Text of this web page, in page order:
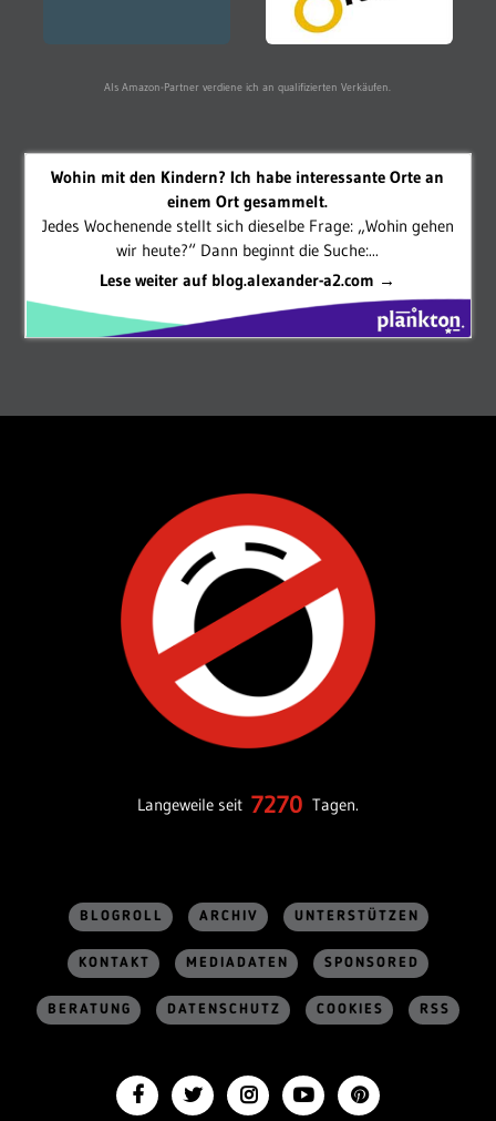
Als Amazon-Partner verdiene ich an qualifizierten Verkäufen.
Wohin mit den Kindern? Ich habe interessante Orte an
einem Ort gesammelt.
Jedes Wochenende stellt sich dieselbe Frage: „Wohin gehen
wir heute?“ Dann beginnt die Suche:...
Lese weiter auf blog.alexander-a2.com →
Langeweile seit 7270 Tagen.
BLOGROLL ARCHIV UNTERSTÜTZEN
KONTAKT MEDIADATEN SPONSORED
BERATUNG DATENSCHUTZ COOKIES RSS